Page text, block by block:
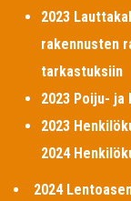
2023
rakennusten
tarkastuksiin
2023 Poiju-
2023
2024
2024